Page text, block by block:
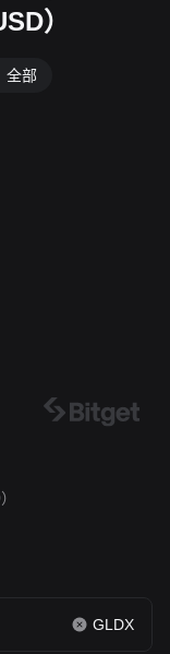
）
全部
GLDX